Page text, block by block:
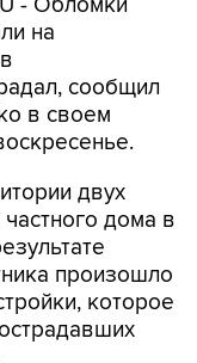
сообщил
в своем
двух
произошло
которое